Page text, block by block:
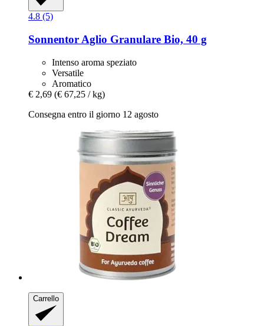
4.8 (5)
Sonnentor Aglio Granulare Bio, 40 g
Intenso aroma speziato
Versatile
Aromatico
€ 2,69 (€ 67,25 / kg)
Consegna entro il giorno 12 agosto
Carrello